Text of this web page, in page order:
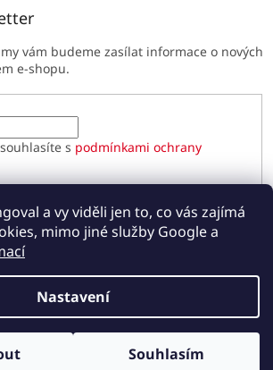
a vy viděli jen to, co vás zajímá
mimo jiné služby Google a
Nastavení
Souhlasím
vám budeme zasílat informace o nových
e-shopu.
s podmínkami ochrany
Paulínky.cz. Všechna práva vyhrazena.
nastavení cookies